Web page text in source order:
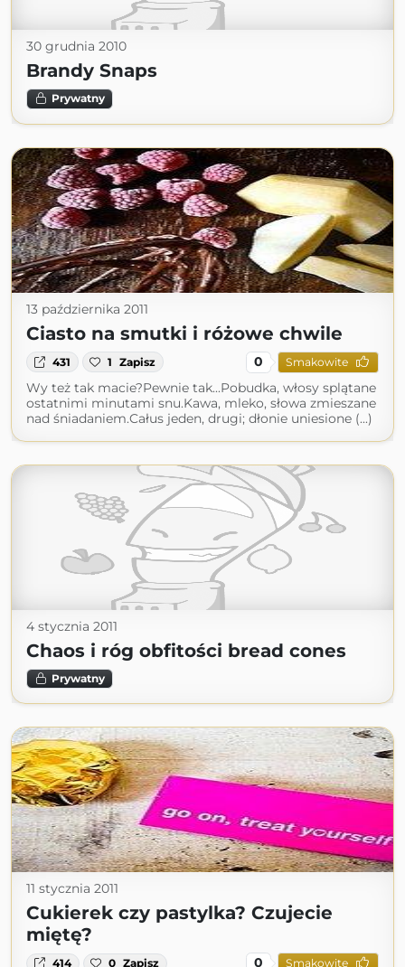
30 grudnia 2010
Brandy Snaps
Prywatny
13 października 2011
Ciasto na smutki i różowe chwile
431 1 Zapisz 0 Smakowite
Wy też tak macie?Pewnie tak...Pobudka, włosy splątane
ostatnimi minutami snu.Kawa, mleko, słowa zmieszane
nad śniadaniem.Całus jeden, drugi; dłonie uniesione (...)
4 stycznia 2011
Chaos i róg obfitości bread cones
Prywatny
11 stycznia 2011
Cukierek czy pastylka? Czujecie
miętę?
414 0 Zapisz 0 Smakowite